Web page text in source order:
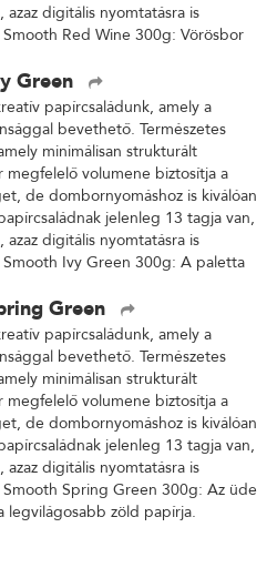
digitális nyomtatásra is
Red Wine 300g: Vörösbor
Green
papírcsaládunk, amely a
bevethető. Természetes
minimálisan strukturált
volumene biztosítja a
de dombornyomáshoz is kiválóan
jelenleg 13 tagja van,
digitális nyomtatásra is
Smooth Ivy Green 300g: A paletta
Green
papírcsaládunk, amely a
bevethető. Természetes
minimálisan strukturált
volumene biztosítja a
de dombornyomáshoz is kiválóan
jelenleg 13 tagja van,
digitális nyomtatásra is
Smooth Spring Green 300g: Az üde
legvilágosabb zöld papírja.